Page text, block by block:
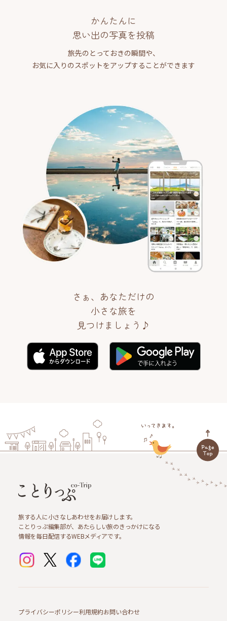
かんたんに
思い出の写真を投稿
旅先のとっておきの瞬間や、
お気に入りのスポットをアップすることができます
さぁ、あなただけの
小さな旅を
見つけましょう♪
旅する人に小さなしあわせをお届けします。
ことりっぷ編集部が、あたらしい旅のきっかけになる
情報を毎日配信するWEBメディアです。
プライバシーポリシー利用規約お問い合わせ